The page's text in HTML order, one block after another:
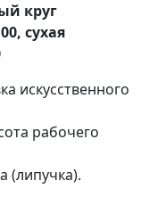
круг
сухая
искусственного
рабочего
(липучка).